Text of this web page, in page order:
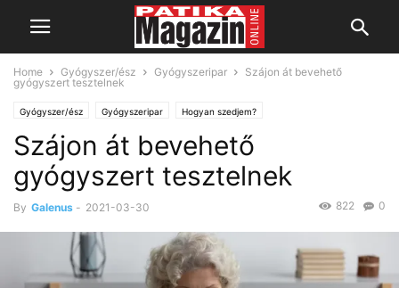
Home Gyógyszer/ész Gyógyszeripar
Szájon át bevehető
gyógyszert tesztelnek
Gyógyszer/ész Gyógyszeripar Hogyan szedjem?
Szájon át bevehető
gyógyszert tesztelnek
By Galenus - 2021-03-30 0
822